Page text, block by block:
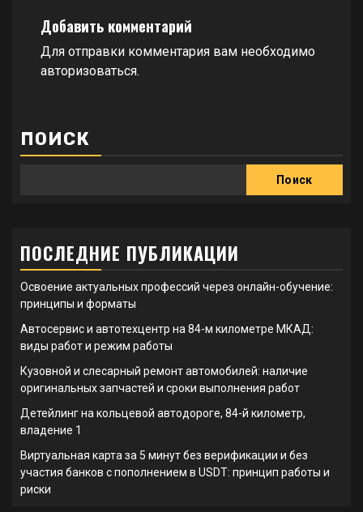
Добавить комментарий
Для отправки комментария вам необходимо
авторизоваться.
ПОИСК
Поиск
ПОСЛЕДНИЕ ПУБЛИКАЦИИ
Освоение актуальных профессий через онлайн-обучение:
принципы и форматы
Автосервис и автотехцентр на 84-м километре МКАД:
виды работ и режим работы
Кузовной и слесарный ремонт автомобилей: наличие
оригинальных запчастей и сроки выполнения работ
Детейлинг на кольцевой автодороге, 84-й километр,
владение 1
Виртуальная карта за 5 минут без верификации и без
участия банков с пополнением в USDT: принцип работы и
риски